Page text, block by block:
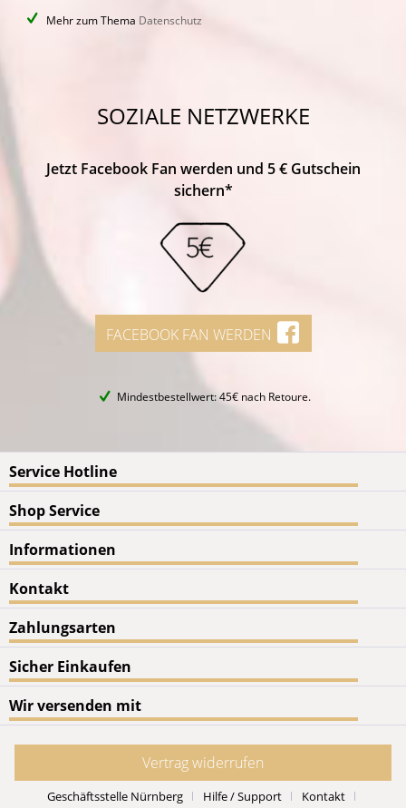
Mehr zum Thema Datenschutz
SOZIALE NETZWERKE
Jetzt Facebook Fan werden und 5 € Gutschein
sichern*
FACEBOOK FAN WERDEN
Mindestbestellwert: 45€ nach Retoure.
Service Hotline
Shop Service
Informationen
Kontakt
Zahlungsarten
Sicher Einkaufen
Wir versenden mit
Vertrag widerrufen
Geschäftsstelle Nürnberg Hilfe / Support Kontakt